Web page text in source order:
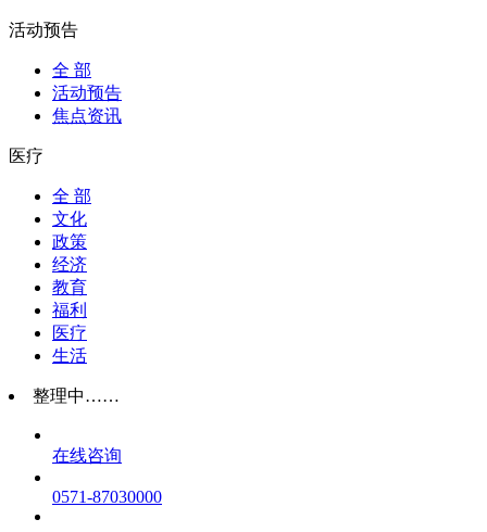
活动预告
全 部
活动预告
焦点资讯
医疗
全 部
文化
政策
经济
教育
福利
医疗
生活
整理中……
在线咨询
0571-87030000